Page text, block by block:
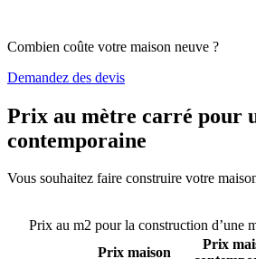
Combien coûte votre maison neuve ?
Demandez des devis
Prix au mètre carré pour
contemporaine
Vous souhaitez faire construire votre
Prix au m2 pour la construction d’une
Prix maison
Prix